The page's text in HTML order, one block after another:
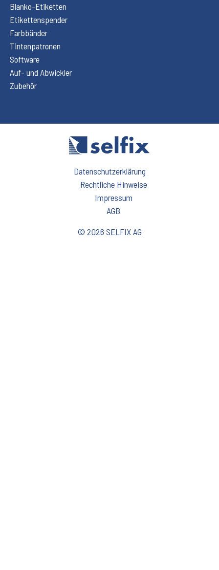
Blanko-Etiketten
Etikettenspender
Farbbänder
Tintenpatronen
Software
Auf- und Abwickler
Zubehör
Datenschutzerklärung
Rechtliche Hinweise
Impressum
AGB
© 2026 SELFIX AG